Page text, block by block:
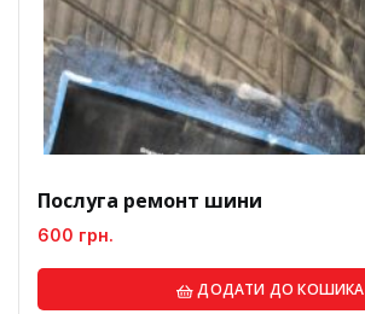
Послуга ремонт шини
600 грн.
ДОДАТИ ДО КОШИКА